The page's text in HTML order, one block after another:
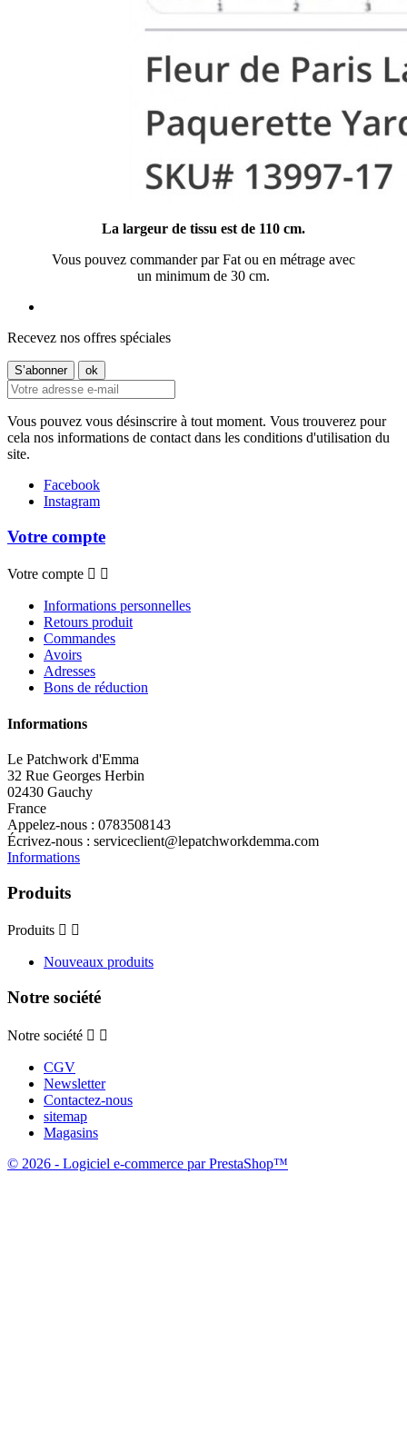
La largeur de tissu est de 110 cm.
Vous pouvez commander par Fat ou en métrage avec
un minimum de 30 cm.
Recevez nos offres spéciales
Vous pouvez vous désinscrire à tout moment. Vous trouverez pour
cela nos informations de contact dans les conditions d'utilisation du
site.
Facebook
Instagram
Votre compte
Votre compte  
Informations personnelles
Retours produit
Commandes
Avoirs
Adresses
Bons de réduction
Informations
Le Patchwork d'Emma
32 Rue Georges Herbin
02430 Gauchy
France
Appelez-nous : 0783508143
Écrivez-nous : serviceclient@lepatchworkdemma.com
Informations
Produits
Produits  
Nouveaux produits
Notre société
Notre société  
CGV
Newsletter
Contactez-nous
sitemap
Magasins
© 2026 - Logiciel e-commerce par PrestaShop™